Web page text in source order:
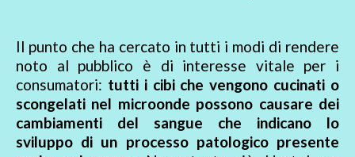
Il punto che ha cercato in tutti i modi di rendere
noto al pubblico è di interesse vitale per i
consumatori: tutti i cibi che vengono cucinati o
scongelati nel microonde possono causare dei
cambiamenti del sangue che indicano lo
sviluppo di un processo patologico presente